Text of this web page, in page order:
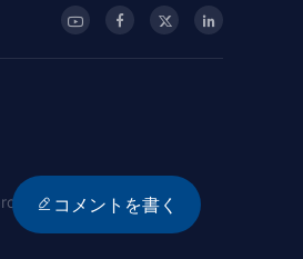
コメントを書く
users should